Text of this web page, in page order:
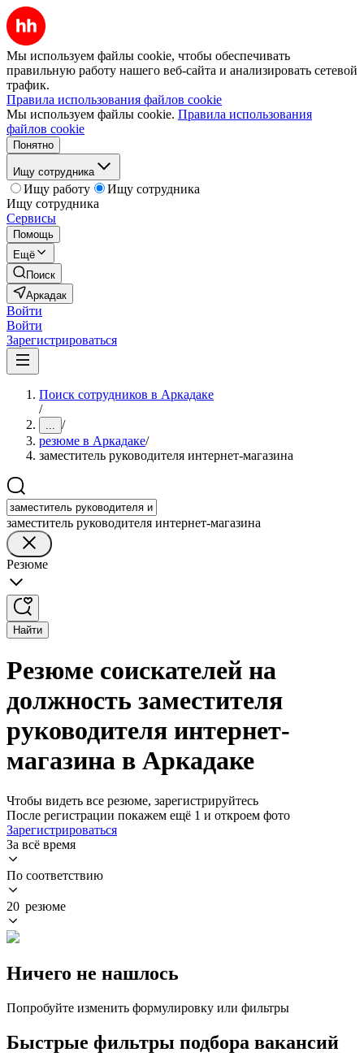
Мы используем файлы cookie, чтобы обеспечивать
правильную работу нашего веб-сайта и анализировать сетевой
трафик.
Правила использования файлов cookie
Мы используем файлы cookie. Правила использования
файлов cookie
Понятно
Ищу сотрудника
Ищу работу
Ищу сотрудника
Ищу сотрудника
Сервисы
Помощь
Ещё
Поиск
Аркадак
Войти
Войти
Зарегистрироваться
Поиск сотрудников в Аркадаке
/
... /
резюме в Аркадаке/
заместитель руководителя интернет-магазина
заместитель руководителя интернет-магазина
Резюме
Найти
Резюме соискателей на
должность заместителя
руководителя интернет-
магазина в Аркадаке
Чтобы видеть все резюме, зарегистрируйтесь
После регистрации покажем ещё 1 и откроем фото
Зарегистрироваться
За всё время
По соответствию
20 резюме
Ничего не нашлось
Попробуйте изменить формулировку или фильтры
Быстрые фильтры подбора вакансий